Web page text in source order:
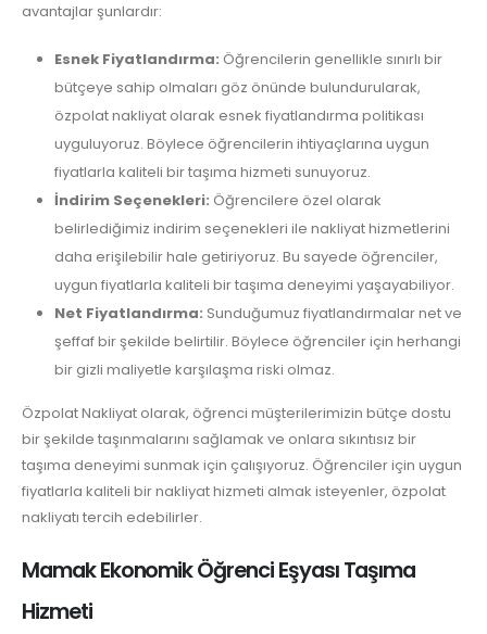
avantajlar şunlardır:
Esnek Fiyatlandırma: Öğrencilerin genellikle sınırlı bir
bütçeye sahip olmaları göz önünde bulundurularak,
özpolat nakliyat olarak esnek fiyatlandırma politikası
uyguluyoruz. Böylece öğrencilerin ihtiyaçlarına uygun
fiyatlarla kaliteli bir taşıma hizmeti sunuyoruz.
İndirim Seçenekleri: Öğrencilere özel olarak
belirlediğimiz indirim seçenekleri ile nakliyat hizmetlerini
daha erişilebilir hale getiriyoruz. Bu sayede öğrenciler,
uygun fiyatlarla kaliteli bir taşıma deneyimi yaşayabiliyor.
Net Fiyatlandırma: Sunduğumuz fiyatlandırmalar net ve
şeffaf bir şekilde belirtilir. Böylece öğrenciler için herhangi
bir gizli maliyetle karşılaşma riski olmaz.
Özpolat Nakliyat olarak, öğrenci müşterilerimizin bütçe dostu
bir şekilde taşınmalarını sağlamak ve onlara sıkıntısız bir
taşıma deneyimi sunmak için çalışıyoruz. Öğrenciler için uygun
fiyatlarla kaliteli bir nakliyat hizmeti almak isteyenler, özpolat
nakliyatı tercih edebilirler.
Mamak Ekonomik Öğrenci Eşyası Taşıma
Hizmeti